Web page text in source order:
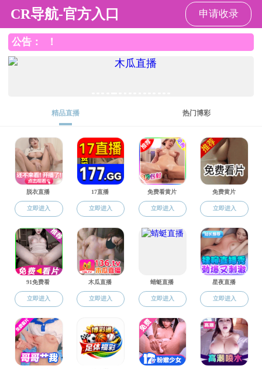
小黄书新闻 小黄书新闻
正值第115
午，嘉兴大学小
教职员工齐聚一
活动现场洋
涨，纷纷挽起袖子
花，每一道弧线、
地制作糯米皮、调